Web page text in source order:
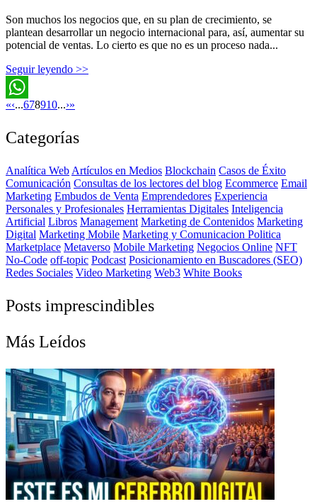
Son muchos los negocios que, en su plan de crecimiento, se
plantean desarrollar un negocio internacional para, así, aumentar su
potencial de ventas. Lo cierto es que no es un proceso nada...
Seguir leyendo >>
WhatsApp
«‹...678910...›»
Categorías
Analítica Web Artículos en Medios Blockchain Casos de Éxito
Comunicación Consultas de los lectores del blog Ecommerce Email
Marketing Embudos de Venta Emprendedores Experiencia
Personales y Profesionales Herramientas Digitales Inteligencia
Artificial Libros Management Marketing de Contenidos Marketing
Digital Marketing Mobile Marketing y Comunicacion Politica
Marketplace Metaverso Mobile Marketing Negocios Online NFT
No-Code off-topic Podcast Posicionamiento en Buscadores (SEO)
Redes Sociales Video Marketing Web3 White Books
Posts imprescindibles
Más Leídos